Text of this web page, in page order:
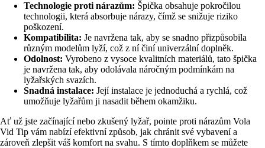
Technologie proti nárazům: Špička obsahuje pokročilou
technologii, která absorbuje nárazy, čímž se snižuje riziko
poškození.
Kompatibilita: Je navržena tak, aby se snadno přizpůsobila
různým modelům lyží, což z ní činí univerzální doplněk.
Odolnost: Vyrobeno z vysoce kvalitních materiálů, tato špička
je navržena tak, aby odolávala náročným podmínkám na
lyžařských svazích.
Snadná instalace: Její instalace je jednoduchá a rychlá, což
umožňuje lyžařům ji nasadit během okamžiku.
Ať už jste začínající nebo zkušený lyžař, pointe proti nárazům Vola
Vid Tip vám nabízí efektivní způsob, jak chránit své vybavení a
zároveň zlepšit váš komfort na svahu. S tímto doplňkem se můžete